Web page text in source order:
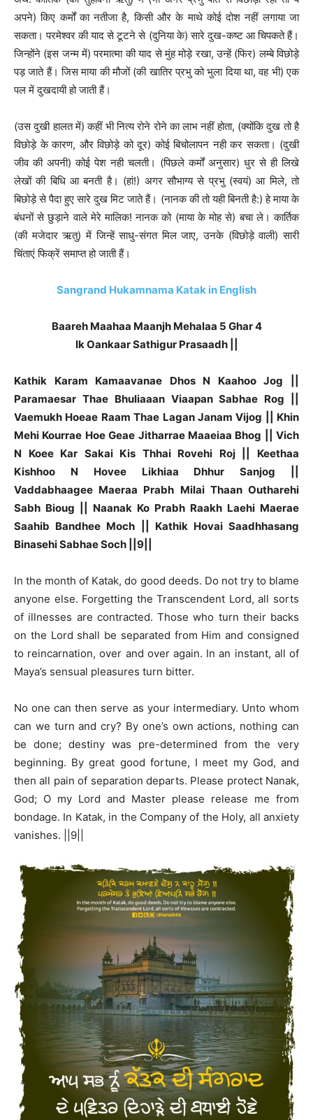
अपने) किए कर्मों का नतीजा है, किसी और के माथे कोई दोश नहीं लगाया जा
सकता। परमेश्वर की याद से टूटने से (दुनिया के) सारे दुख-कष्ट आ चिपकते हैं।
जिन्होंने (इस जन्म में) परमात्मा की याद से मुंह मोड़े रखा, उन्हें (फिर) लम्बे विछोड़े
पड़ जाते हैं। जिस माया की मौजों (की खातिर प्रभु को भुला दिया था, वह भी) एक
पल में दुखदायी हो जाती हैं।
(उस दुखी हालत में) कहीं भी नित्य रोने रोने का लाभ नहीं होता, (क्योंकि दुख तो है
विछोड़े के कारण, और विछोड़े को दूर) कोई बिचोलापन नही कर सकता। (दुखी
जीव की अपनी) कोई पेश नही चलती। (पिछले कर्मों अनुसार) धुर से ही लिखे
लेखों की बिधि आ बनती है। (हां!) अगर सौभाग्य से प्रभु (स्वयं) आ मिले, तो
बिछोड़े से पैदा हुए सारे दुख मिट जाते हैं। (नानक की तो यही बिनती है:) हे माया के
बंधनों से छुड़ाने वाले मेरे मालिक! नानक को (माया के मोह से) बचा ले। कार्तिक
(की मजेदार ऋतु) में जिन्हें साधु-संगत मिल जाए, उनके (विछोड़े वाली) सारी
चिंताएं फिक्रें समाप्त हो जाती हैं।
Sangrand Hukamnama Katak in English
Baareh Maahaa Maanjh Mehalaa 5 Ghar 4
Ik Oankaar Sathigur Prasaadh ||
Kathik Karam Kamaavanae Dhos N Kaahoo Jog ||
Paramaesar Thae Bhuliaaan Viaapan Sabhae Rog ||
Vaemukh Hoeae Raam Thae Lagan Janam Vijog || Khin
Mehi Kourrae Hoe Geae Jitharrae Maaeiaa Bhog || Vich
N Koee Kar Sakai Kis Thhai Rovehi Roj || Keethaa
Kishhoo N Hovee Likhiaa Dhhur Sanjog ||
Vaddabhaagee Maeraa Prabh Milai Thaan Outharehi
Sabh Bioug || Naanak Ko Prabh Raakh Laehi Maerae
Saahib Bandhee Moch || Kathik Hovai Saadhhasang
Binasehi Sabhae Soch ||9||
In the month of Katak, do good deeds. Do not try to blame
anyone else. Forgetting the Transcendent Lord, all sorts
of illnesses are contracted. Those who turn their backs
on the Lord shall be separated from Him and consigned
to reincarnation, over and over again. In an instant, all of
Maya’s sensual pleasures turn bitter.
No one can then serve as your intermediary. Unto whom
can we turn and cry? By one’s own actions, nothing can
be done; destiny was pre-determined from the very
beginning. By great good fortune, I meet my God, and
then all pain of separation departs. Please protect Nanak,
God; O my Lord and Master please release me from
bondage. In Katak, in the Company of the Holy, all anxiety
vanishes. ||9||